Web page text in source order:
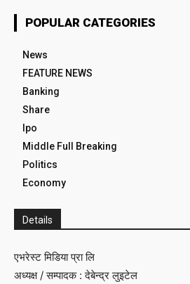
POPULAR CATEGORIES
News
FEATURE NEWS
Banking
Share
Ipo
Middle Full Breaking
Politics
Economy
Details
एभरेस्ट मिडिया प्रा लि
अध्यक्ष / सम्पादक : देबेन्द्र लुइटेल